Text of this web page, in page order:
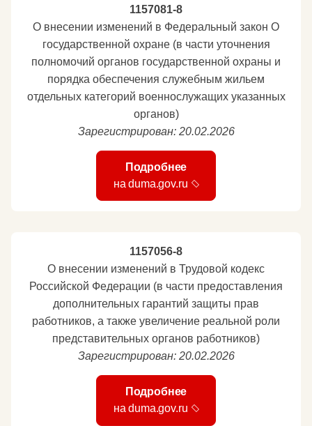
1157081-8
О внесении изменений в Федеральный закон О
государственной охране (в части уточнения
полномочий органов государственной охраны и
порядка обеспечения служебным жильем
отдельных категорий военнослужащих указанных
органов)
Зарегистрирован: 20.02.2026
Подробнее
на duma.gov.ru
1157056-8
О внесении изменений в Трудовой кодекс
Российской Федерации (в части предоставления
дополнительных гарантий защиты прав
работников, а также увеличение реальной роли
представительных органов работников)
Зарегистрирован: 20.02.2026
Подробнее
на duma.gov.ru